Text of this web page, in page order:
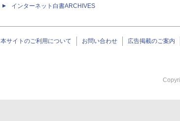
インターネット白書ARCHIVES
本サイトのご利用について お問い合わせ 広告掲載のご案内